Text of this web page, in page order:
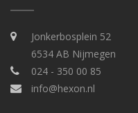
Jonkerbosplein 52
6534 AB Nijmegen
024 - 350 00 85
info@hexon.nl